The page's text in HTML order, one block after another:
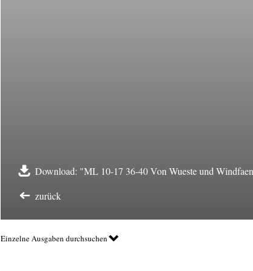
Download: "ML 10-17 36-40 Von Wueste und
zurück
Einzelne Ausgaben durchsuchen